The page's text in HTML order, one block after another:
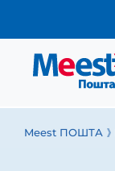
Meest ПОШТА